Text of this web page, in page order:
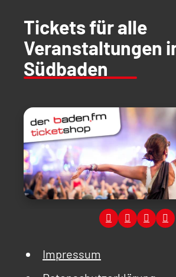
Tickets für alle
Veranstaltungen
Südbaden
Impressum